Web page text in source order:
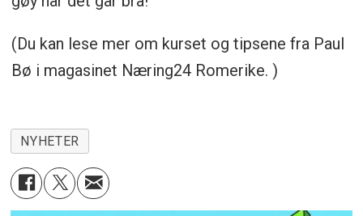
(Du kan lese mer om kurset og tipsene fra Paul
Bø i magasinet Næring24 Romerike. )
NYHETER